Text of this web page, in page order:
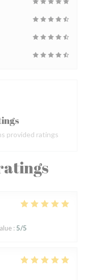
: 5/5
provided ratings